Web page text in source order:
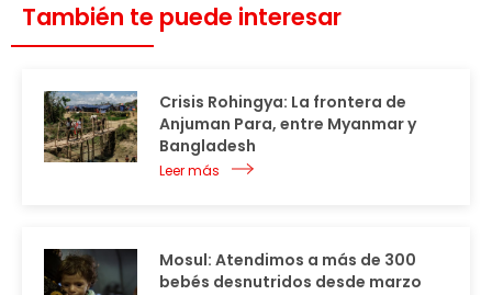
También te puede interesar
Crisis Rohingya: La frontera de
Anjuman Para, entre Myanmar y
Bangladesh
Leer más
Mosul: Atendimos a más de 300
bebés desnutridos desde marzo